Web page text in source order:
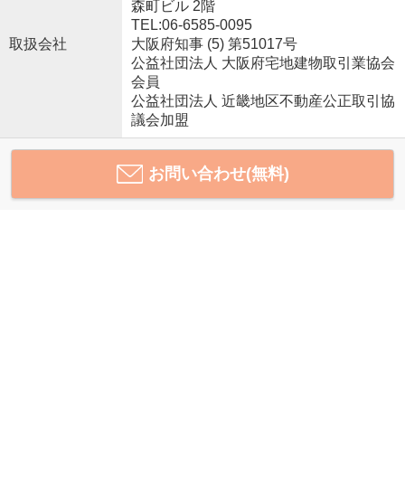
取扱会社
森町ビル 2階
TEL:06-6585-0095
大阪府知事 (5) 第51017号
公益社団法人 大阪府宅地建物取引業協会
会員
公益社団法人 近畿地区不動産公正取引協
議会加盟
お問い合わせ(無料)